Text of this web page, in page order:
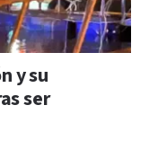
y su
ser